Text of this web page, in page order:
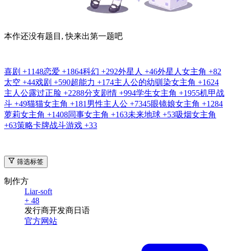
本作还没有题目, 快来出第一题吧
喜剧 +1148恋爱 +1864科幻 +292外星人 +46外星人女主角 +82
太空 +44戏剧 +590超能力 +174主人公的幼驯染女主角 +1624
主人公露过正脸 +2288分支剧情 +994学生女主角 +1955机甲战
斗 +49猫猫女主角 +181 男性主人公 +7345眼镜娘女主角 +1284
萝莉女主角 +1408同事女主角 +163未来地球 +53吸烟女主角
+63策略卡牌战斗游戏 +33
筛选标签
制作方
Liar-soft
+ 48
发行商开发商日语
官方网站